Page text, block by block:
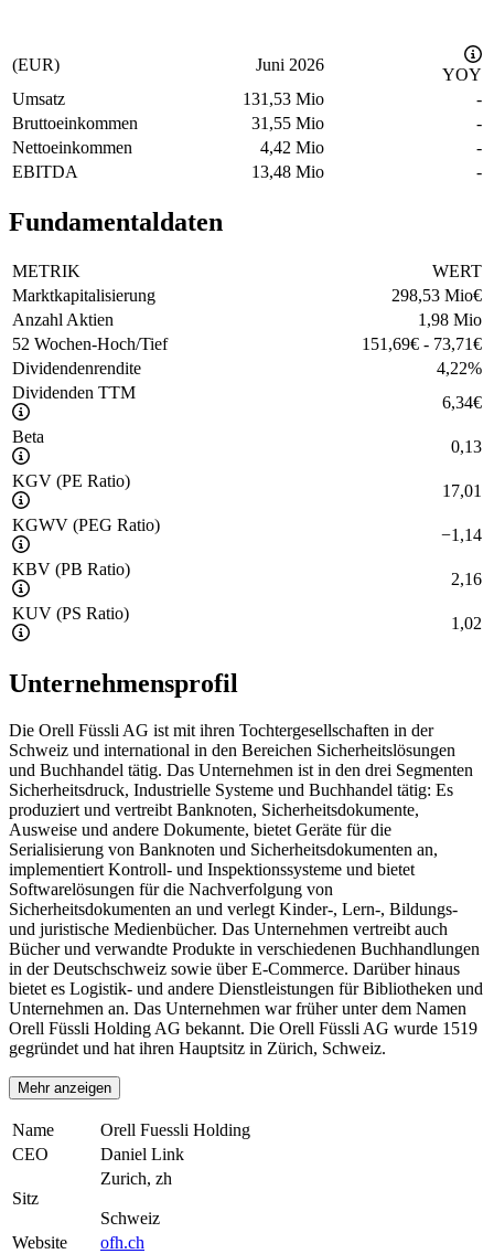
(EUR) Juni 2026
YOY
Umsatz
131,53 Mio
-
Bruttoeinkommen
31,55 Mio
-
Nettoeinkommen
4,42 Mio
-
EBITDA
13,48 Mio -
Fundamentaldaten
METRIK
WERT
Marktkapitalisierung
298,53 Mio€
Anzahl Aktien
1,98 Mio
52 Wochen-Hoch/Tief
151,69€ - 73,71€
Dividendenrendite
4,22%
Dividenden TTM
6,34€
Beta
0,13
KGV (PE Ratio)
17,01
KGWV (PEG Ratio)
−1,14
KBV (PB Ratio)
2,16
KUV (PS Ratio)
1,02
Unternehmensprofil
Die Orell Füssli AG ist mit ihren Tochtergesellschaften in der
Schweiz und international in den Bereichen Sicherheitslösungen
und Buchhandel tätig. Das Unternehmen ist in den drei Segmenten
Sicherheitsdruck, Industrielle Systeme und Buchhandel tätig: Es
produziert und vertreibt Banknoten, Sicherheitsdokumente,
Ausweise und andere Dokumente, bietet Geräte für die
Serialisierung von Banknoten und Sicherheitsdokumenten an,
implementiert Kontroll- und Inspektionssysteme und bietet
Softwarelösungen für die Nachverfolgung von
Sicherheitsdokumenten an und verlegt Kinder-, Lern-, Bildungs-
und juristische Medienbücher. Das Unternehmen vertreibt auch
Bücher und verwandte Produkte in verschiedenen Buchhandlungen
in der Deutschschweiz sowie über E-Commerce. Darüber hinaus
bietet es Logistik- und andere Dienstleistungen für Bibliotheken und
Unternehmen an. Das Unternehmen war früher unter dem Namen
Orell Füssli Holding AG bekannt. Die Orell Füssli AG wurde 1519
gegründet und hat ihren Hauptsitz in Zürich, Schweiz.
Mehr anzeigen
Name
Orell Fuessli Holding
CEO
Daniel Link
Sitz
Zurich, zh
Schweiz
Website
ofh.ch